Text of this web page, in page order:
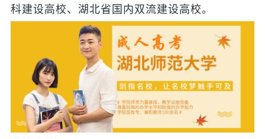
科建设高校、湖北省国内双流建设高校。